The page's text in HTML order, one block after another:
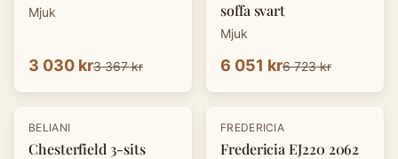
Mjuk
3 030 kr3 367 kr
soffa svart
Mjuk
6 051 kr6 723 kr
-10 %
BELIANI
Chesterfield 3-sits
FREDERICIA
Fredericia EJ220 2062